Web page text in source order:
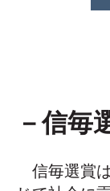
－信毎
信毎選賞